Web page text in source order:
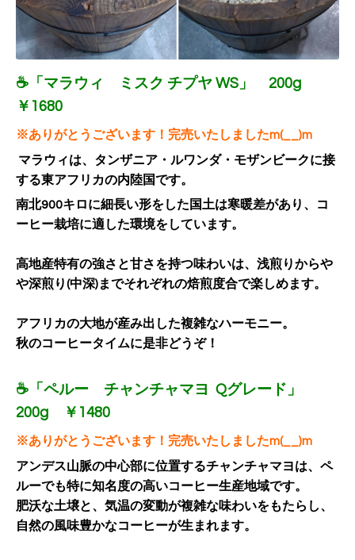
☕「マラウィ ミスク チプヤ WS 」 200g
￥1680
※ありがとうございます！完売いたしましたm(__)m
マラウィは、タンザニア・ルワンダ・モザンビークに接
する東アフリカの内陸国です。
南北900キロに細長い形をした国土は寒暖差があり、コ
ーヒー栽培に適した環境をしています。
高地産特有の強さと甘さを持つ味わいは、浅煎りからや
や深煎り(中深)までそれぞれの焙煎度合で楽しめます。
アフリカの大地が産み出した複雑なハーモニー。
秋のコーヒータイムに是非どうぞ！
☕「ペルー チャンチャマヨ Qグレード」
200g ￥1480
※ありがとうございます！完売いたしましたm(__)m
アンデス山脈の中心部に位置するチャンチャマヨは、ペ
ルーでも特に知名度の高いコーヒー生産地域です。
肥沃な土壌と、気温の変動が複雑な味わいをもたらし、
自然の風味豊かなコーヒーが生まれます。